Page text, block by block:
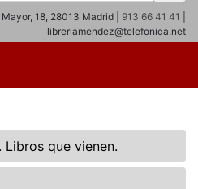
18, 28013 Madrid | 913 66 41 41
libreriamendez@telefonica.net
Libros que vienen.